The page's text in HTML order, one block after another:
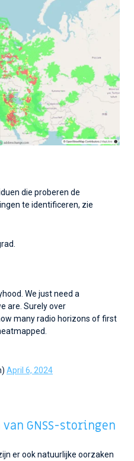
die proberen de
te identificeren, zie
We just need a
are. Surely over
many radio horizons of first
April 6, 2024
GNSS-storingen
er ook natuurlijke oorzaken